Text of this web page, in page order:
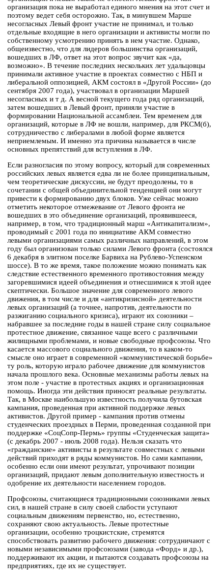
организация пока не выработал единого мнения на этот счет и
поэтому ведет себя осторожно. Так, в минувшем Марше
несогласных Левый фронт участие не принимал, и только
отдельные входящие в него организации и активисты могли по
собственному усмотрению принять в нем участие. Однако,
общеизвестно, что для лидеров большинства организаций,
вошедших в ЛФ, ответ на этот вопрос звучит как «да,
возможно». В течение последних нескольких лет удальцовцы
принимали активное участие в проектах совместно с НБП и
либеральной оппозицией, АКМ состоял в «Другой России» (до
сентября 2007 года), участвовал в организации Маршей
несогласных и т д. А весной текущего года ряд организаций,
затем вошедших в Левый фронт, приняли участие в
формировании Национальной ассамблеи. Тем временем для
организаций, которые в ЛФ не вошли, например, для РКСМ(б),
сотрудничество с либералами в любой форме является
неприемлемым. И именно эта причина называется в числе
основных препятствий для вступления в ЛФ.
Если разногласия по этому вопросу, который для современных
российских левых является едва ли не более принципиальным,
чем теоретические дискуссии, не будут преодолены, то в
сочетании с общей объединительной тенденцией они могут
привести к формированию двух блоков. Уже сейчас можно
отметить некоторое отмежевание от Левого фронта не
вошедших в это объединение организаций, проявившееся,
например, в том, что традиционный марш «Антикапитализм»,
проводимый с 2001 года по инициативе АКМ совместно
левыми организациями самых различных направлений, в этом
году был организован только силами Левого фронта (состоялся
6 декабря в элитном поселке Барвиха на Рублево-Успенском
шоссе). В то же время, такое положение можно понимать как
следствие естественного временного противостояния между
загоревшимися идеей объединения и отнесшимися к этой идее
скептически. Большое значение для современного левого
движения, в том числе и для «антикризисной» деятельности
левых организаций (а точнее, напротив, деятельности по
разжиганию социального кризиса), играют их союзники –
набравшее за последние годы в нашей стране силу социальное
протестное движение, связанное чаще всего с различными
жилищными проблемами, и новые свободные профсоюзы. Что
касается массового социального движения, то в каком-то
смысле оно играет в современной «коммунистической борьбе»
ту роль, которую играло рабочее движение для коммунистов
начала прошлого века. Основные механизмы работы левых на
этом поле - участие в протестных акциях и организационная
помощь. Иногда эти действия приносят реальные результаты.
Так, в Москве наибольшую известность получила бутовская
кампания, проведенная при активной поддержке левых
активистов. Другой пример - кампания против отмены
студенческих проездных в Перми, проведенная созданной при
поддержке «СоцСопр-Пермь» группы «Студенческая защита»
(с декабрь 2007 - июль 2008 года). Нельзя сказать что
«гражданские» активисты в результате совместных с левыми
действий приходят в ряды коммунистов. Но сами кампании,
особенно если они имеют результат, упрочивают позиции
организаций, придают левым дополнительную известность и
одобрение их деятельности населением городов.
Профсоюзы, считающиеся традиционными союзниками левых
сил, в нашей стране в силу своей слабости уступают
социальным движениям первенство, но, естественно,
сохраняют свою актуальность. Левые протестные
организации, особенно троцкистские, стремятся
способствовать развитию рабочего движения: сотрудничают с
новыми независимыми профсоюзами (завода «Форд» и др.),
поддерживают их акции, и пытаются создавать профсоюзы на
предприятиях, где их не существует.